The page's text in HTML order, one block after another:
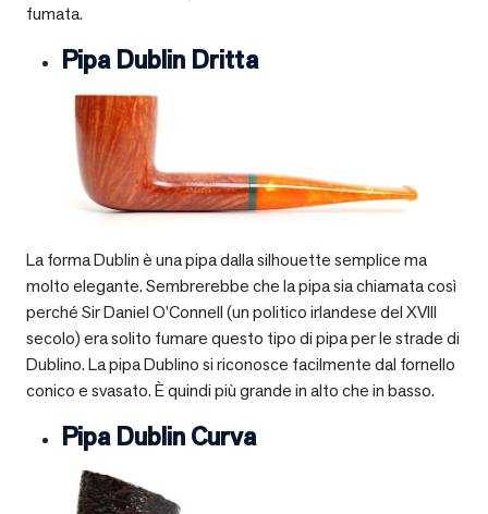
fumata.
Pipa Dublin Dritta
La forma Dublin è una pipa dalla silhouette semplice ma
molto elegante. Sembrerebbe che la pipa sia chiamata così
perché Sir Daniel O’Connell (un politico irlandese del XVIII
secolo) era solito fumare questo tipo di pipa per le strade di
Dublino. La pipa Dublino si riconosce facilmente dal fornello
conico e svasato. È quindi più grande in alto che in basso.
Pipa Dublin Curva